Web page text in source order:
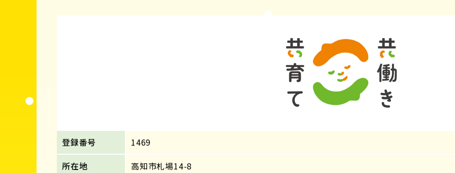
登録番号
1469
所在地
高知市札場14-8